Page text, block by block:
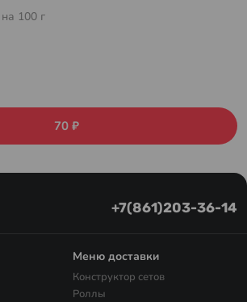
100 г
70 ₽
+7(861)203-36-14
Меню доставки
Конструктор сетов
Роллы